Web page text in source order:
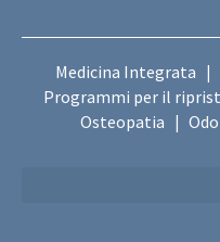
Medicina Integrata
Programmi per il
Osteopatia